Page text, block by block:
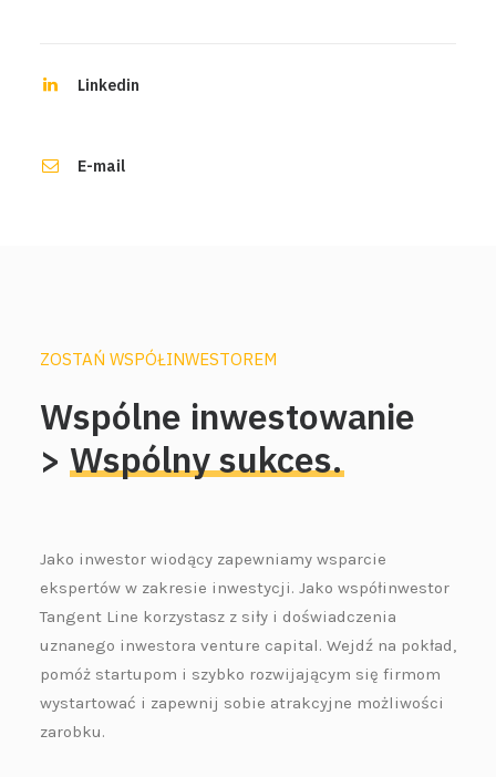
Linkedin
E-mail
ZOSTAŃ WSPÓŁINWESTOREM
Wspólne inwestowanie
> Wspólnysukces.
Jako inwestor wiodący zapewniamy wsparcie
ekspertów w zakresie inwestycji. Jako współinwestor
Tangent Line korzystasz z siły i doświadczenia
uznanego inwestora venture capital. Wejdź na pokład,
pomóż startupom i szybko rozwijającym się firmom
wystartować i zapewnij sobie atrakcyjne możliwości
zarobku.